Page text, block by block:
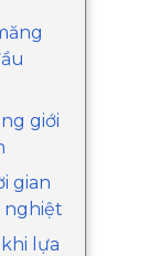
giới
gian
nghiệt
lựa